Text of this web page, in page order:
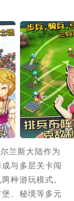
兰斯大陆作为
与多层关卡闯
种游玩模式。
、秘境等多元